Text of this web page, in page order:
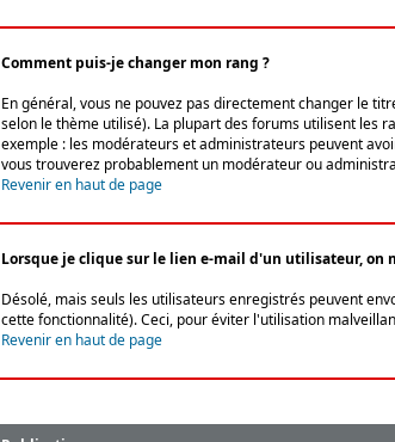
Comment puis-je changer mon rang ?
En général, vous ne pouvez pas directement changer le
selon le thème utilisé). La plupart des forums utilisent les
exemple : les modérateurs et administrateurs peuvent
vous trouverez probablement un modérateur ou
Revenir en haut de page
Lorsque je clique sur le lien e-mail d'un utilisateur, on
Désolé, mais seuls les utilisateurs enregistrés peuvent
cette fonctionnalité). Ceci, pour éviter l'utilisation
Revenir en haut de page